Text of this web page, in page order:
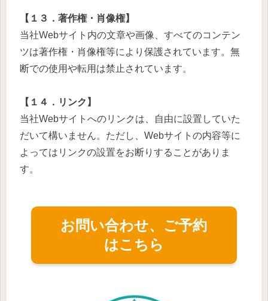
【１３．著作権・肖像権】
当社Webサイト内の文章や画像、すべてのコンテン
ツは著作権・肖像権等により保護されています。無
断での使用や転用は禁止されています。
【１４．リンク】
当社Webサイトへのリンクは、自由に設置していた
だいて構いません。ただし、Webサイトの内容等に
よってはリンクの設置をお断りすることがありま
す。
お問い合わせ、ご予約
はこちら